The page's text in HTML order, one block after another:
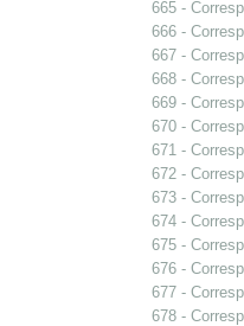
665 -
666 -
667 -
668 -
669 -
670 -
671 -
672 -
673 -
674 -
675 -
676 -
677 -
678 -